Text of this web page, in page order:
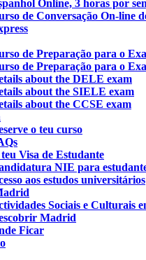
Online, 3 horas por
de Conversação On-line
de Preparação para o
de Preparação para o
about the DELE exam
about the SIELE exam
about the CCSE exam
o teu curso
Visa de Estudante
NIE para
aos estudos universitários
Sociais e Culturais
Madrid
Ficar